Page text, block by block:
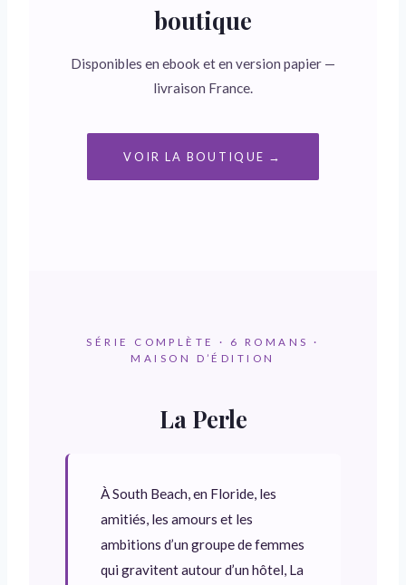
boutique
Disponibles en ebook et en version papier —
livraison France.
VOIR LA BOUTIQUE →
SÉRIE COMPLÈTE · 6 ROMANS ·
MAISON D’ÉDITION
La Perle
À South Beach, en Floride, les
amitiés, les amours et les
ambitions d’un groupe de femmes
qui gravitent autour d’un hôtel, La